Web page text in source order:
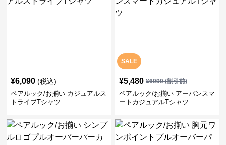
¥6,090 (税込)
ペアルック/お揃い カジュアルス
トライプTシャツ
SALE
¥5,480 ¥6090(割引前)
ペアルック/お揃い アーバンスマ
ートカジュアルTシャツ